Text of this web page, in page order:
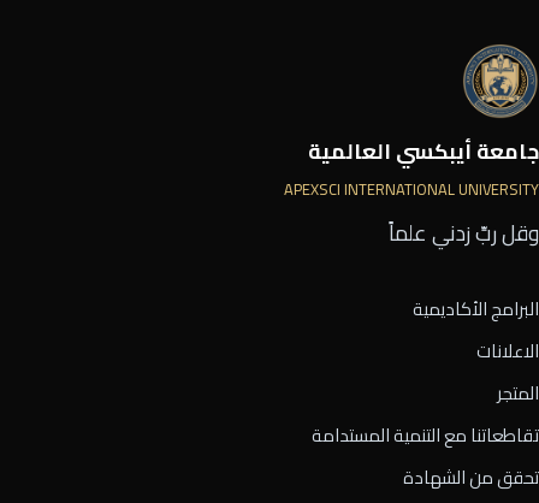
جامعة أيبكسي العالمية
APEXSCI INTERNATIONAL UNIVERSITY
وقل ربِّ زدني علماً
البرامج الأكاديمية
الاعلانات
المتجر
تقاطعاتنا مع التنمية المستدامة
تحقق من الشهادة